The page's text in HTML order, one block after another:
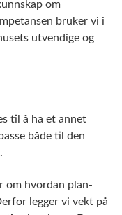
om
bruker vi i
utvendige og
til å ha et annet
både til den
om hvordan plan-
legger vi vekt på